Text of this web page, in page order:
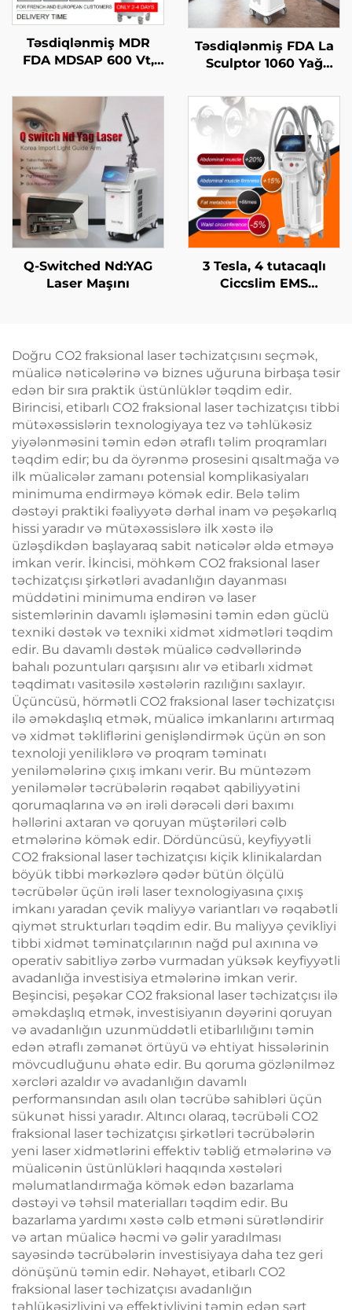
Təsdiqlənmiş MDR
FDA MDSAP 600 Vt,
Vt, 4-in-1 əvəz edilə
bilən nöqtələr ilə 755
nm, 808 nm, 940 nm,
1064 nm diod laser saç
çıxarma maşını
Təsdiqlənmiş FDA La
Sculptor 1060 Yağ
nm Diod Laser Bədən
Forması Yaradan
Zəiflətmə Maşını
Q-Switched Nd:YAG
Laser Maşını
3 Tesla, 4 tutacaqlı
Ciccslim EMS
Stimulyasiya
Doğru CO2 fraksional laser təchizatçısını seçmək,
müalicə nəticələrinə və biznes uğuruna birbaşa təsir
edən bir sıra praktik üstünlüklər təqdim edir.
Birincisi, etibarlı CO2 fraksional laser təchizatçısı tibbi
mütəxəssislərin texnologiyaya tez və təhlükəsiz
yiyələnməsini təmin edən ətraflı təlim proqramları
təqdim edir; bu da öyrənmə prosesini qısaltmağa və
ilk müalicələr zamanı potensial komplikasiyaları
minimuma endirməyə kömək edir. Belə təlim
dəstəyi praktiki fəaliyyətə dərhal inam və peşəkarlıq
hissi yaradır və mütəxəssislərə ilk xəstə ilə
üzləşdikdən başlayaraq sabit nəticələr əldə etməyə
imkan verir. İkincisi, möhkəm CO2 fraksional laser
təchizatçısı şirkətləri avadanlığın dayanması
müddətini minimuma endirən və laser
sistemlərinin davamlı işləməsini təmin edən güclü
texniki dəstək və texniki xidmət xidmətləri təqdim
edir. Bu davamlı dəstək müalicə cədvəllərində
bahalı pozuntuları qarşısını alır və etibarlı xidmət
təqdimatı vasitəsilə xəstələrin razılığını saxlayır.
Üçüncüsü, hörmətli CO2 fraksional laser təchizatçısı
ilə əməkdaşlıq etmək, müalicə imkanlarını artırmaq
və xidmət təkliflərini genişləndirmək üçün ən son
texnoloji yeniliklərə və proqram təminatı
yeniləmələrinə çıxış imkanı verir. Bu müntəzəm
yeniləmələr təcrübələrin rəqabət qabiliyyətini
qorumaqlarına və ən irəli dərəcəli dəri baxımı
həllərini axtaran və qoruyan müştəriləri cəlb
etmələrinə kömək edir. Dördüncüsü, keyfiyyətli
CO2 fraksional laser təchizatçısı kiçik klinikalardan
böyük tibbi mərkəzlərə qədər bütün ölçülü
təcrübələr üçün irəli laser texnologiyasına çıxış
imkanı yaradan çevik maliyyə variantları və rəqabətli
qiymət strukturları təqdim edir. Bu maliyyə çevikliyi
tibbi xidmət təminatçılarının nağd pul axınına və
operativ sabitliyə zərbə vurmadan yüksək keyfiyyətli
avadanlığa investisiya etmələrinə imkan verir.
Beşincisi, peşəkar CO2 fraksional laser təchizatçısı ilə
əməkdaşlıq etmək, investisiyanın dəyərini qoruyan
və avadanlığın uzunmüddətli etibarlılığını təmin
edən ətraflı zəmanət örtüyü və ehtiyat hissələrinin
mövcudluğunu əhatə edir. Bu qoruma gözlənilməz
xərcləri azaldır və avadanlığın davamlı
performansından asılı olan təcrübə sahibləri üçün
sükunət hissi yaradır. Altıncı olaraq, təcrübəli CO2
fraksional laser təchizatçısı şirkətləri təcrübələrin
yeni laser xidmətlərini effektiv təbliğ etmələrinə və
müalicənin üstünlükləri haqqında xəstələri
məlumatlandırmağa kömək edən bazarlama
dəstəyi və təhsil materialları təqdim edir. Bu
bazarlama yardımı xəstə cəlb etməni sürətləndirir
və artan müalicə həcmi və gəlir yaradılması
sayəsində təcrübələrin investisiyaya daha tez geri
dönüşünü təmin edir. Nəhayət, etibarlı CO2
fraksional laser təchizatçısı avadanlığın
təhlükəsizliyini və effektivliyini təmin edən sərt